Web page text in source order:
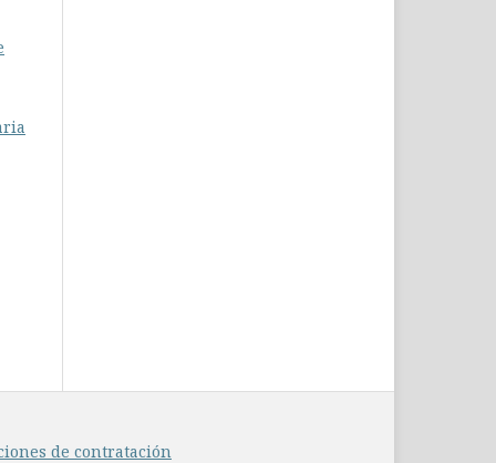
de contratación